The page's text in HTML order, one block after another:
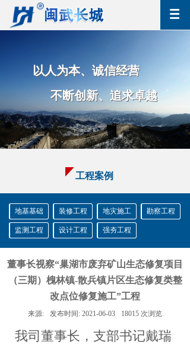
以人为本、诚信经营
不断创新、 追求卓越
以人为本、诚信经营
不断创新、追求卓越
工程案例
地基基础 装修工程 地灾施工 勘察工程
监测工程 设计工程 强夯工程
董事长视察“巢湖市废弃矿山生态修复项目
（三期）槐林镇-散兵镇片区生态修复类整
改点位修复施工”工程
来源: 发布时间: 2021-06-03 18015 次浏览
我司董事长，支部书记戴瑞